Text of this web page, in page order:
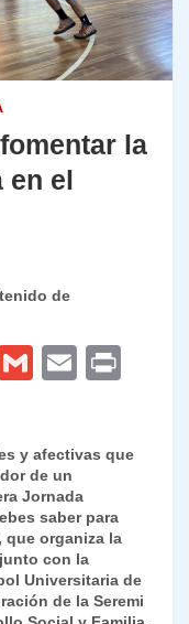
la
en el
de
C
G
l
E
l
y afectivas que
de un
Jornada
saber para
que organiza la
con la
Universitaria de
de la Seremi